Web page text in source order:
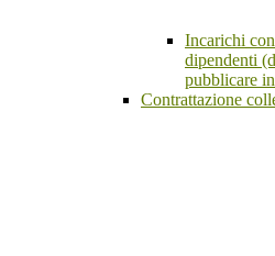
Incarichi
dipendenti
pubblicare
Contrattazione